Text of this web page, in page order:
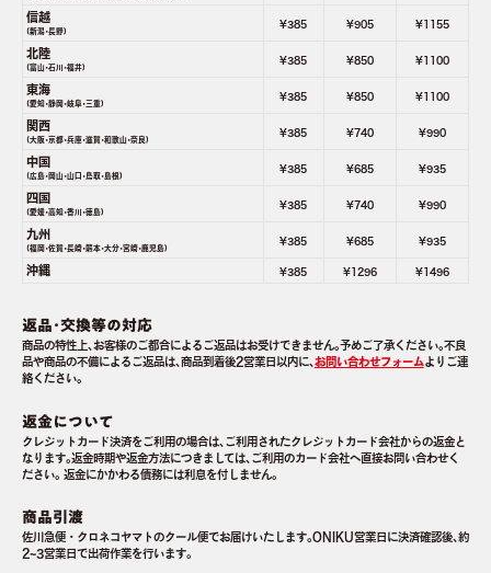
信越
(新潟･長野)
¥385 ¥905 ¥1155
北陸
(富山･石川･福井)
¥385 ¥850 ¥1100
東海
(愛知･静岡･岐阜･三重)
¥385 ¥850 ¥1100
関西
(大阪･京都･兵庫･滋賀･和歌山･奈良)
¥385 ¥740 ¥990
中国
(広島･岡山･山口･鳥取･島根)
¥385 ¥685 ¥935
四国
(愛媛･高知･香川･徳島)
¥385 ¥740 ¥990
九州
(福岡･佐賀･長崎･熊本･大分･宮崎･鹿児島)
¥385 ¥685 ¥935
沖縄 ¥385 ¥1296 ¥1496
返品･交換等の対応
商品の特性上､お客様のご都合によるご返品はお受けできません｡予めご了承ください｡不良
品や商品の不備によるご返品は､商品到着後2営業日以内に､ お問い合わせフォーム よりご連
絡ください｡
返金について
クレジットカード決済をご利用の場合は､ご利用されたクレジットカード会社からの返金と
なります｡返金時期や返金方法につきましては､ご利用のカード会社へ直接お問い合わせく
ださい｡ 返金にかかわる債務には利息を付しません｡
商品引渡
佐川急便・クロネコヤマトのクール便でお届けいたします｡ONIKU営業日に決済確認後､約
2~3営業日で出荷作業を行います｡